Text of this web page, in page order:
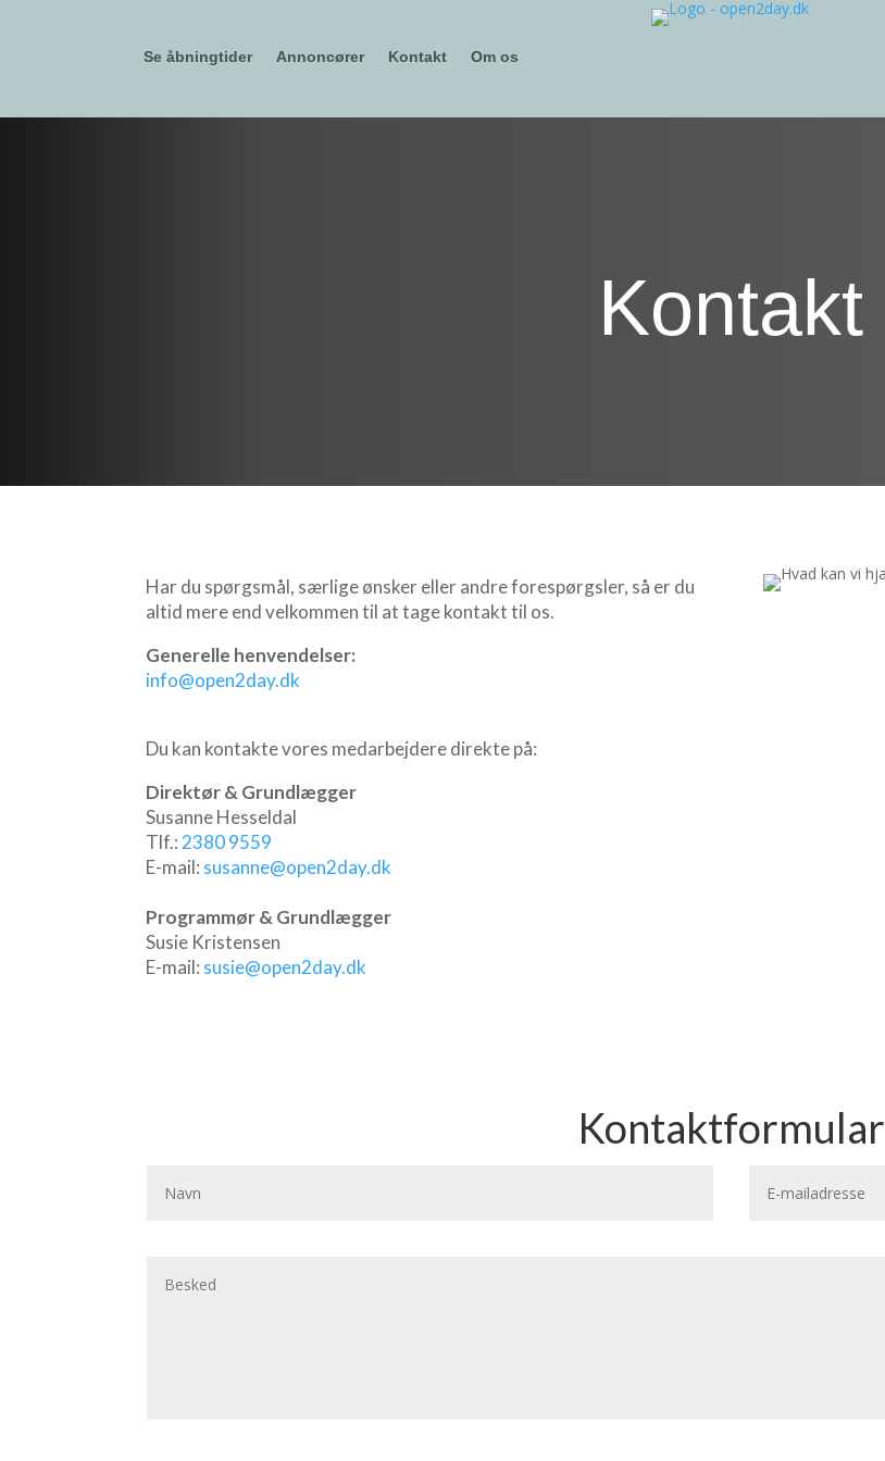
Se åbningtider Annoncører Kontakt Om os
Kontakt
Har du spørgsmål, særlige ønsker eller andre forespørgsler, så er du
altid mere end velkommen til at tage kontakt til os.
Generelle henvendelser:
info@open2day.dk
Du kan kontakte vores medarbejdere direkte på:
Direktør & Grundlægger
Susanne Hesseldal
Tlf.: 2380 9559
E-mail: susanne@open2day.dk
Programmør & Grundlægger
Susie Kristensen
E-mail: susie@open2day.dk
Kontaktformular